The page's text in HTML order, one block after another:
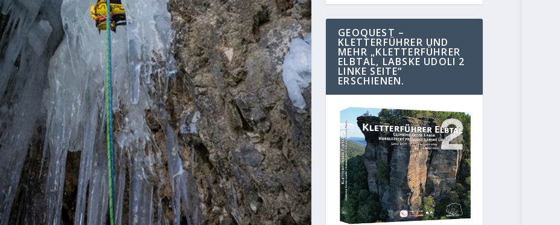
GEOQUEST –
KLETTERFÜHRER UND
MEHR „KLETTERFÜHRER
ELBTAL, LABSKE UDOLI 2
LINKE SEITE“
ERSCHIENEN.